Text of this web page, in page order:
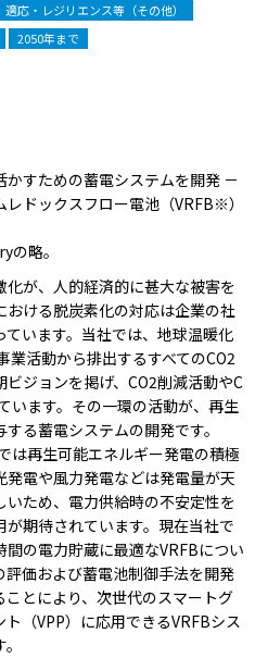
適応・レジリエンス等（その他）
2050年まで
すための蓄電システムを開発 －
ドックスフロー電池（VRFB※）
略。
が、人的経済的に甚大な被害を
ける脱炭素化の対応は企業の社
います。当社では、地球温暖化
活動から排出するすべてのCO2
ジョンを掲げ、CO2削減活動やC
います。その一環の活動が、再生
る蓄電システムの開発です。
は再生可能エネルギー発電の積極
電や風力発電などは発電量が天
ため、電力供給時の不安定性を
期待されています。現在当社で
の電力貯蔵に最適なVRFBについ
価および蓄電池制御手法を開発
とにより、次世代のスマートグ
（VPP）に応用できるVRFBシス